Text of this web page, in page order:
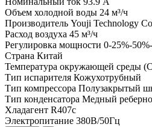
Объем холодной воды 24 м³/ч
Производитель Youji Technology
Расход воздуха 45 м³/ч
Регулировка мощности 0-25%-
Страна Китай
Температура окружающей среды
Тип испарителя Кожухотрубный
Тип компрессора Полузакрытый
Тип конденсатора Медный
Хладагент R407c
Электропитание 380В/50Гц